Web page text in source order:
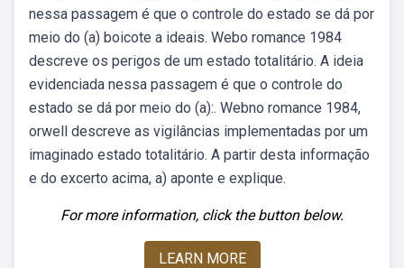
nessa passagem é que o controle do estado se dá por
meio do (a) boicote a ideais. Webo romance 1984
descreve os perigos de um estado totalitário. A ideia
evidenciada nessa passagem é que o controle do
estado se dá por meio do (a):. Webno romance 1984,
orwell descreve as vigilâncias implementadas por um
imaginado estado totalitário. A partir desta informação
e do excerto acima, a) aponte e explique.
For more information, click the button below.
LEARN MORE